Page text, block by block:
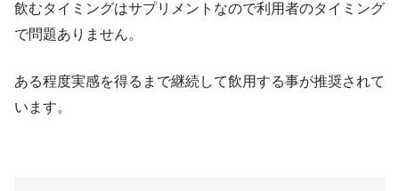
飲むタイミングはサプリメントなので利用者のタイミング
で問題ありません。
ある程度実感を得るまで継続して飲用する事が推奨されて
います。